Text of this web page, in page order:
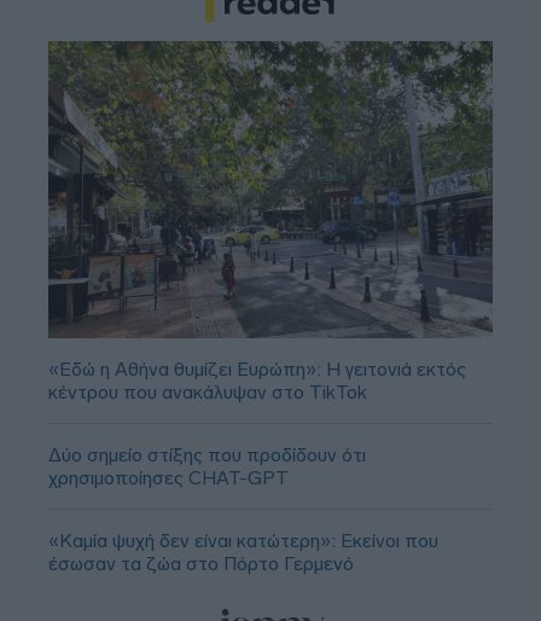
«Εδώ η Αθήνα θυμίζει Ευρώπη»: H γειτονιά εκτός
κέντρου που ανακάλυψαν στο TikTok
Δύο σημείο στίξης που προδίδουν ότι
χρησιμοποίησες CHAT-GPT
«Καμία ψυχή δεν είναι κατώτερη»: Εκείνοι που
έσωσαν τα ζώα στο Πόρτο Γερμενό